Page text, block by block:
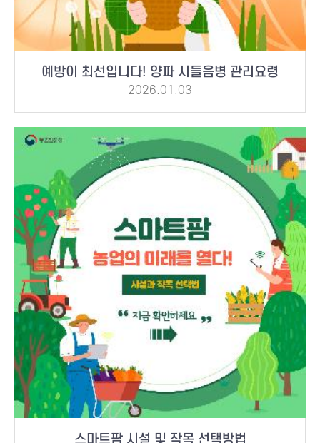
예방이 최선입니다! 양파 시들음병 관리요령
2026.01.03
스마트팜 시설 및 작목 선택방법